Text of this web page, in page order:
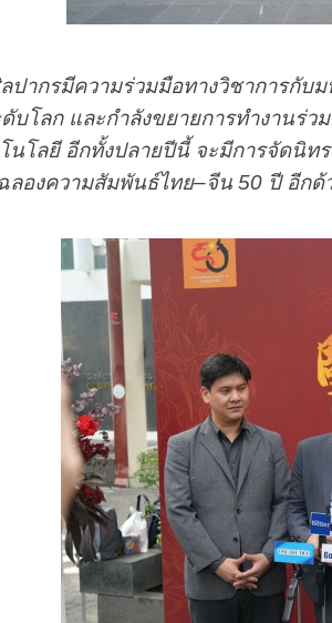
ปากรมีความร่วมมือทางวิชาการกับ
บโลก และกำลังขยายการทำงานร่
นโลยี อีกทั้งปลายปีนี้ จะมีการจัดนิท
ลองความสัมพันธ์ไทย–จีน 50 ปี อีกด้